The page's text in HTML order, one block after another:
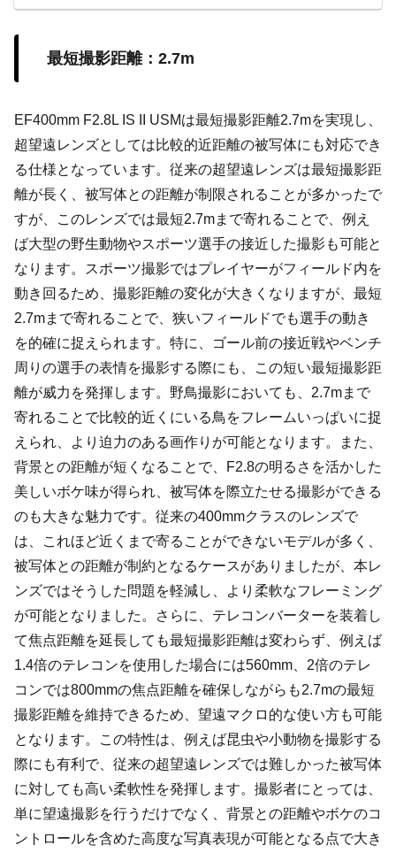
最短撮影距離：2.7m
EF400mm F2.8L IS II USMは最短撮影距離2.7mを実現し、
超望遠レンズとしては比較的近距離の被写体にも対応でき
る仕様となっています。従来の超望遠レンズは最短撮影距
離が長く、被写体との距離が制限されることが多かったで
すが、このレンズでは最短2.7mまで寄れることで、例え
ば大型の野生動物やスポーツ選手の接近した撮影も可能と
なります。スポーツ撮影ではプレイヤーがフィールド内を
動き回るため、撮影距離の変化が大きくなりますが、最短
2.7mまで寄れることで、狭いフィールドでも選手の動き
を的確に捉えられます。特に、ゴール前の接近戦やベンチ
周りの選手の表情を撮影する際にも、この短い最短撮影距
離が威力を発揮します。野鳥撮影においても、2.7mまで
寄れることで比較的近くにいる鳥をフレームいっぱいに捉
えられ、より迫力のある画作りが可能となります。また、
背景との距離が短くなることで、F2.8の明るさを活かした
美しいボケ味が得られ、被写体を際立たせる撮影ができる
のも大きな魅力です。従来の400mmクラスのレンズで
は、これほど近くまで寄ることができないモデルが多く、
被写体との距離が制約となるケースがありましたが、本レ
ンズではそうした問題を軽減し、より柔軟なフレーミング
が可能となりました。さらに、テレコンバーターを装着し
て焦点距離を延長しても最短撮影距離は変わらず、例えば
1.4倍のテレコンを使用した場合には560mm、2倍のテレ
コンでは800mmの焦点距離を確保しながらも2.7mの最短
撮影距離を維持できるため、望遠マクロ的な使い方も可能
となります。この特性は、例えば昆虫や小動物を撮影する
際にも有利で、従来の超望遠レンズでは難しかった被写体
に対しても高い柔軟性を発揮します。撮影者にとっては、
単に望遠撮影を行うだけでなく、背景との距離やボケのコ
ントロールを含めた高度な写真表現が可能となる点で大き